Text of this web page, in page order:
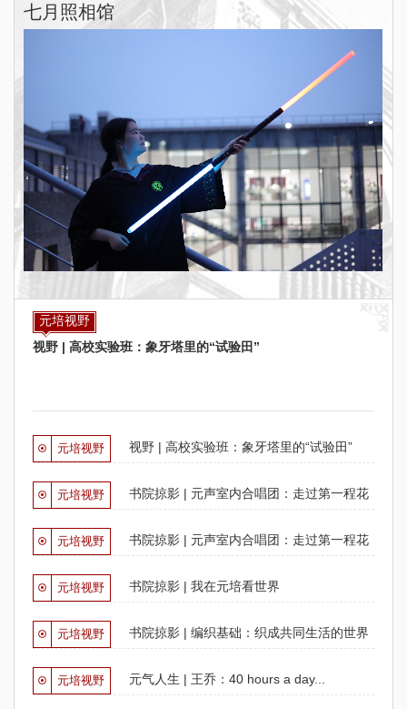
七月照相馆
元培视野
视野 | 高校实验班：象牙塔里的“试验田”
元培视野 视野 | 高校实验班：象牙塔里的“试验田”
元培视野 书院掠影 | 元声室内合唱团：走过第一程花
元培视野 书院掠影 | 元声室内合唱团：走过第一程花
元培视野 书院掠影 | 我在元培看世界
元培视野 书院掠影 | 编织基础：织成共同生活的世界
元培视野 元气人生 | 王乔：40 hours a day...